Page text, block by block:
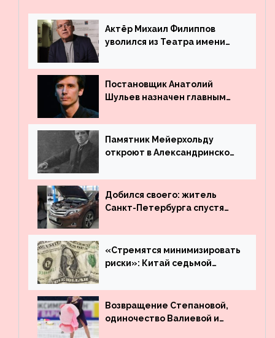
Актёр Михаил Филиппов
уволился из Театра имени
Постановщик Анатолий
Шульев назначен главным
Вахтангова
Памятник Мейерхольду
откроют в Александринском
Добился своего: житель
Санкт-Петербурга спустя
угнанную в Казахстан
машину
«Стремятся минимизировать
риски»: Китай седьмой
деньги из американского
госдолга
Возвращение Степановой,
одиночество Валиевой и